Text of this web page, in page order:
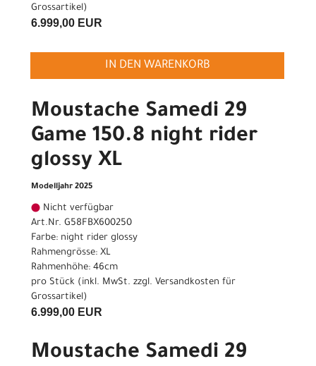
Grossartikel)
6.999,00 EUR
IN DEN WARENKORB
Moustache Samedi 29
Game 150.8 night rider
glossy XL
Modelljahr 2025
Nicht verfügbar
Art.Nr. G58FBX600250
Farbe: night rider glossy
Rahmengrösse: XL
Rahmenhöhe: 46cm
pro Stück (inkl. MwSt. zzgl. Versandkosten für
Grossartikel)
6.999,00 EUR
Moustache Samedi 29